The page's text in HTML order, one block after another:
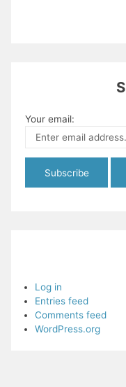
Your email:
Log in
Entries feed
Comments feed
WordPress.org